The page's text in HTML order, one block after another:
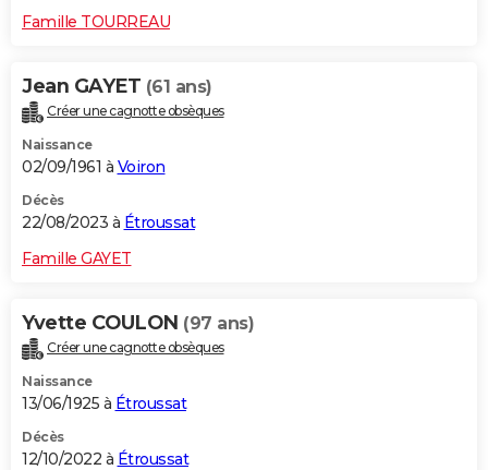
FORUM
Famille TOURREAU
Jean GAYET (61 ans)
Créer une cagnotte obsèques
Naissance
02/09/1961 à Voiron
Décès
22/08/2023 à Étroussat
Famille GAYET
Yvette COULON (97 ans)
Créer une cagnotte obsèques
Naissance
13/06/1925 à Étroussat
Décès
12/10/2022 à Étroussat